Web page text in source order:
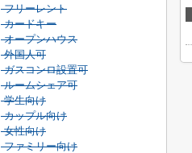
フリーレント
カードキー
オープンハウス
外国人可
ガスコンロ設置可
ルームシェア可
学生向け
カップル向け
女性向け
ファミリー向け